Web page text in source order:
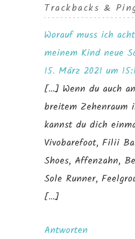
Trackbacks &
Worauf muss ich
meinem Kind neue
15. März 2021 um
[…] Wenn du auch
breitem Zehenraum
kannst du dich
Vivobarefoot, Filii
Shoes, Affenzahn,
Sole Runner,
[…]
Antworten